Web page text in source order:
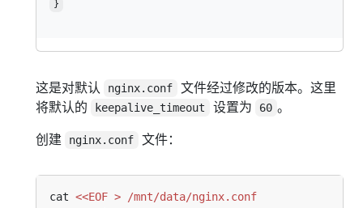
}
这是对默认 nginx.conf
文件经过修改的版本。这里
将默认的
keepalive_timeout 设置为 60 。
创建
nginx.conf 文件：
cat